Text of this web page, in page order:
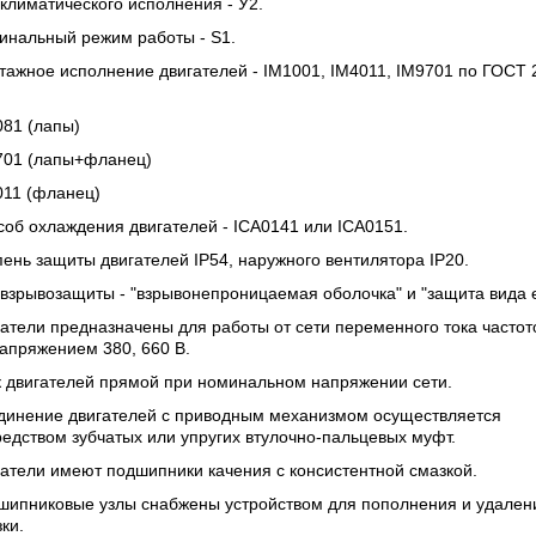
режим работы - S1.
исполнение двигателей - IM1001, IM4011, IM9701 по ГОСТ
(лапы)
(лапы+фланец)
(фланец)
охлаждения двигателей - ICA0141 или ICA0151.
защиты двигателей IP54, наружного вентилятора IP20.
- "взрывонепроницаемая оболочка" и "защита вида
предназначены для работы от сети переменного тока
380, 660 В.
двигателей прямой при номинальном напряжении сети.
двигателей с приводным механизмом осуществляется
зубчатых или упругих втулочно-пальцевых муфт.
имеют подшипники качения с консистентной смазкой.
узлы снабжены устройством для пополнения и